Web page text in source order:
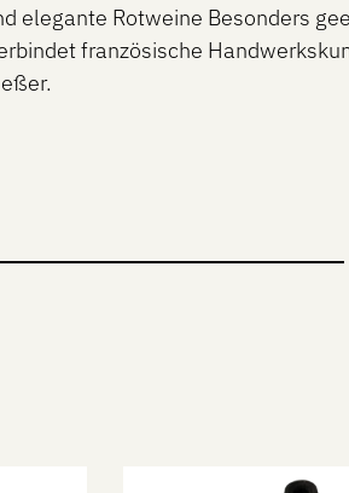
elegante Rotweine Besonders
französische